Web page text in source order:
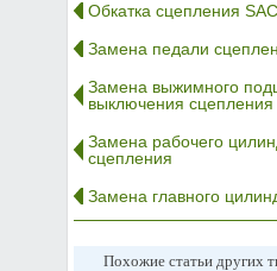
Обкатка сцепления SAC
Замена педали
Замена выжимного
выключения сцепления
Замена рабочего
сцепления
Замена главного
Похожие статьи других